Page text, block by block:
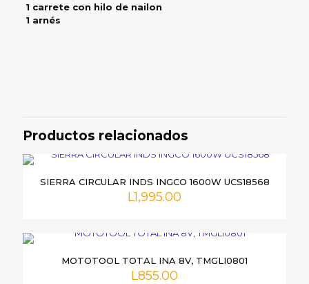
1 carrete con hilo de nailon
1 arnés
“CHAPIADORA TRUPER MOTOR
GAS 1HP, 26CC (SOLO HILO), 12496”
campos obligatorios están marcados con *
Productos relacionados
SIERRA CIRCULAR INDS INGCO 1600W UCS18568
L1,995.00
MOTOTOOL TOTAL INA 8V, TMGLI0801
L855.00